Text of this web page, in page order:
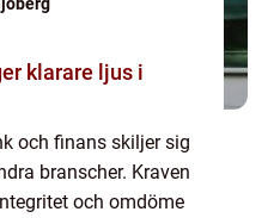
klarare ljus i
och finans skiljer sig
branscher. Kraven
och omdöme